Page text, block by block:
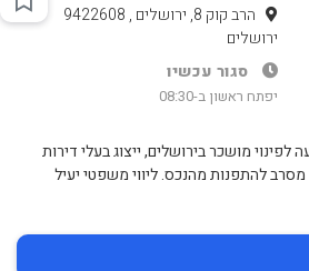
הרב קוק 8, ירושלים , 9422608
ירושלים
סגור עכשיו
יפתח ראשון ב-08:30
לפינוי מושכר בירושלים, ייצוג בעלי דירות
להתפנות מהנכס. ליווי משפטי יעיל